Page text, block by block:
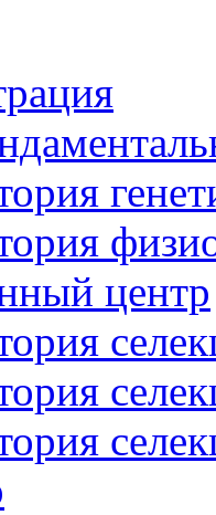
центр